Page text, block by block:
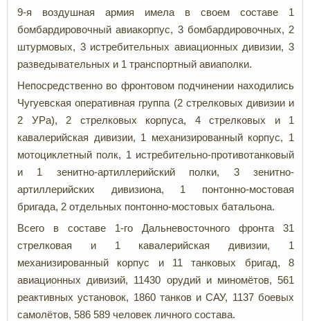
9-я воздушная армия имела в своем составе 1
бомбардировочный авиакорпус, 3 бомбардировочных, 2
штурмовых, 3 истребительных авиационных дивизии, 3
разведывательных и 1 транспортный авиаполки.
Непосредственно во фронтовом подчинении находились
Чугуевская оперативная группа (2 стрелковых дивизии и
2 УРа), 2 стрелковых корпуса, 4 стрелковых и 1
кавалерийская дивизии, 1 механизированный корпус, 1
мотоциклетный полк, 1 истребительно-противотанковый
и 1 зенитно-артиллерийский полки, 3 зенитно-
артиллерийских дивизиона, 1 понтонно-мостовая
бригада, 2 отдельных понтонно-мостовых батальона.
Всего в составе 1-го Дальневосточного фронта 31
стрелковая и 1 кавалерийская дивизии, 1
механизированный корпус и 11 танковых бригад, 8
авиационных дивизий, 11430 орудий и миномётов, 561
реактивных установок, 1860 танков и САУ, 1137 боевых
самолётов, 586 589 человек личного состава.